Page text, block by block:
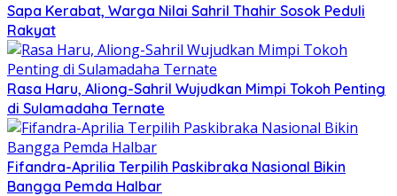
Sapa Kerabat, Warga Nilai Sahril Thahir Sosok Peduli
Rakyat
Rasa Haru, Aliong-Sahril Wujudkan Mimpi Tokoh Penting
di Sulamadaha Ternate
Fifandra-Aprilia Terpilih Paskibraka Nasional Bikin
Bangga Pemda Halbar